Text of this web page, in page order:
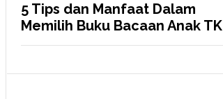
5 Tips dan Manfaat Dalam
Memilih Buku Bacaan Anak TK